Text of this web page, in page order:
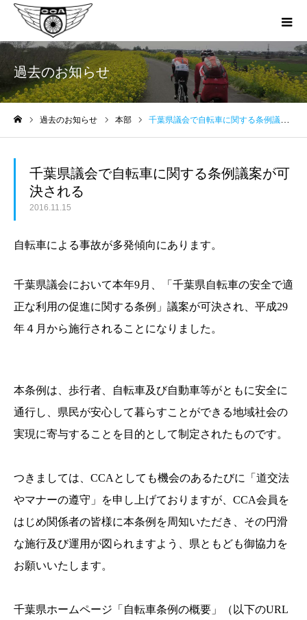
過去のお知らせ
過去のお知らせ 本部 千葉県議会で自転車に関する条例議案が可決される
千葉県議会で自転車に関する条例議案が可
決される
2016.11.15
自転車による事故が多発傾向にあります。
千葉県議会において本年9月、「千葉県自転車の安全で適
正な利用の促進に関する条例」議案が可決され、平成29
年４月から施行されることになりました。
本条例は、歩行者、自転車及び自動車等がともに安全に
通行し、県民が安心して暮らすことができる地域社会の
実現に寄与することを目的として制定されたものです。
つきましては、 CCA としても機会のあるたびに「道交法
やマナーの遵守」を申し上げておりますが、 CCA会員を
はじめ関係者の皆様に本条例を周知いただき、その円滑
な施行及び運用が図られますよう、県ともども御協力を
お願いいたします。
千葉県ホームページ「自転車条例の概要」（以下のURL